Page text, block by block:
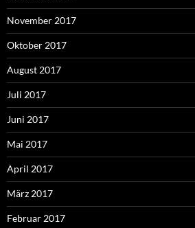
November 2017
Oktober 2017
August 2017
Juli 2017
Juni 2017
Mai 2017
April 2017
März 2017
Februar 2017